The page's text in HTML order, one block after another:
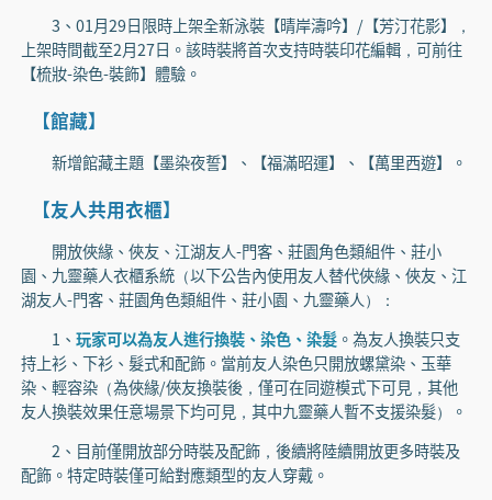
3、01月29日限時上架全新泳裝【晴岸濤吟】/【芳汀花影】，
上架時間截至2月27日。該時裝將首次支持時裝印花編輯，可前往
【梳妝-染色-裝飾】體驗。
【館藏】
新增館藏主題【墨染夜誓】、【福滿昭運】、【萬里西遊】。
【友人共用衣櫃】
開放俠緣、俠友、江湖友人-門客、莊園角色類組件、莊小
園、九靈藥人衣櫃系統（以下公告內使用友人替代俠緣、俠友、江
湖友人-門客、莊園角色類組件、莊小園、九靈藥人）：
1、 玩家可以為友人進行換裝、染色、染髮。為友人換裝只支
持上衫、下衫、髮式和配飾。當前友人染色只開放螺黛染、玉華
染、輕容染（為俠緣/俠友換裝後，僅可在同遊模式下可見，其他
友人換裝效果任意場景下均可見，其中九靈藥人暫不支援染髮）。
2、目前僅開放部分時裝及配飾，後續將陸續開放更多時裝及
配飾。特定時裝僅可給對應類型的友人穿戴。